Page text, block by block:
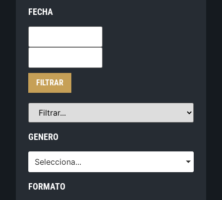
FECHA
FILTRAR
GENERO
Selecciona...
FORMATO